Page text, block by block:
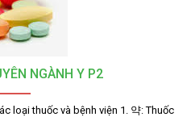
NGÀNH Y P2
loại thuốc và bệnh viện 1. 약: Thuốc